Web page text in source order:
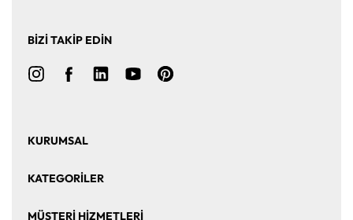
BİZİ TAKİP EDİN
KURUMSAL
KATEGORİLER
MÜŞTERİ HİZMETLERİ